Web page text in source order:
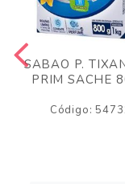
SABAO P.
PRIM SACHE
Código: